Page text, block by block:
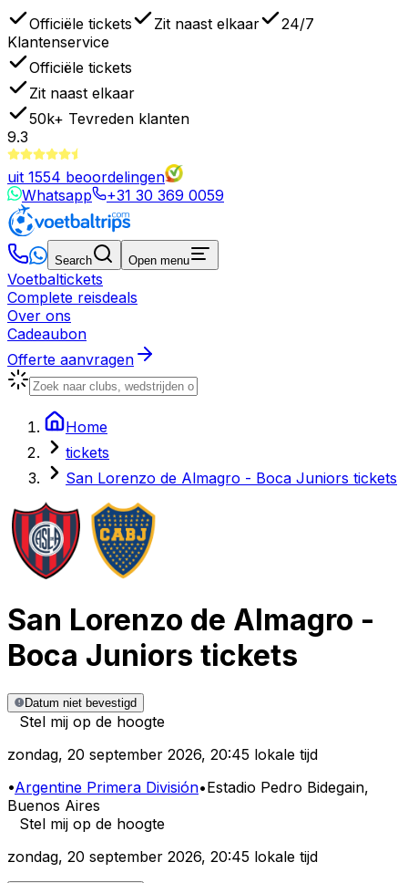
Officiële tickets Zit naast elkaar
24/7
Klantenservice
Officiële tickets
Zit naast elkaar
50k+ Tevreden klanten
9.3
uit 1554 beoordelingen
Whatsapp
+31 30 369 0059
Search Open menu
Voetbaltickets
Complete reisdeals
Over ons
Cadeaubon
Offerte aanvragen
Home
tickets
San Lorenzo de Almagro - Boca Juniors tickets
San Lorenzo de Almagro -
Boca Juniors tickets
Datum niet bevestigd
Stel mij op de hoogte
zondag, 20 september 2026, 20:45 lokale tijd
•Argentine Primera División•Estadio Pedro Bidegain,
Buenos Aires
Stel mij op de hoogte
zondag, 20 september 2026, 20:45 lokale tijd